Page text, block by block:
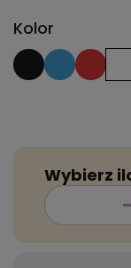
Kolor
Wybierz